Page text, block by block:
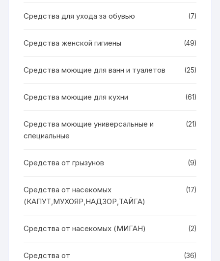
Средства для ухода за обувью (7)
Средства женской гигиены (49)
Средства моющие для ванн и туалетов (25)
Средства моющие для кухни (61)
Средства моющие универсальные и
специальные
(21)
Средства от грызунов (9)
Средства от насекомых
(КАПУТ,МУХОЯР,НАДЗОР,ТАЙГА)
(17)
Средства от насекомых (МИГАН) (2)
Средства от
(36)